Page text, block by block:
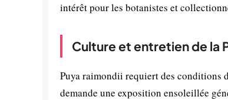
intérêt pour les botanistes et
Culture et entretien de la
Puya raimondii requiert des conditions
demande une exposition ensoleillée